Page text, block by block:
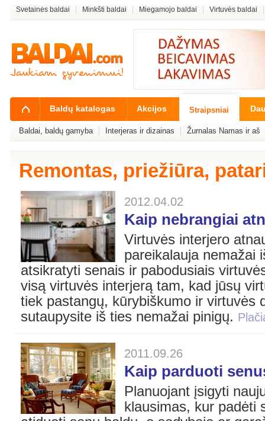
Remontas, priežiūra,
2012.04.02
Kaip nebrangiai
Virtuvės interjero
pareikalauja nemažai
atsikratyti senais ir pabodusiais
visą virtuvės interjerą tam, kad jūsų
tiek pastangų, kūrybiškumo ir virtuvės
sutaupysite iš ties nemažai pinigų.
2011.09.26
Kaip parduoti
Planuojant įsigyti
klausimas, kur padėti
Svetainės baldai Minkšti baldai Miegamojo baldai Virtuvės baldai
Baldų katalogas Akcijos Straipsniai
Baldai, baldų gamyba Interjeras ir dizainas Žurnalas Namas ir aš